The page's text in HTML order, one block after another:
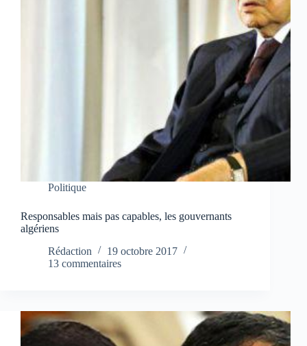
Politique
Responsables mais pas capables, les gouvernants
algériens
Rédaction
19 octobre 2017
13 commentaires